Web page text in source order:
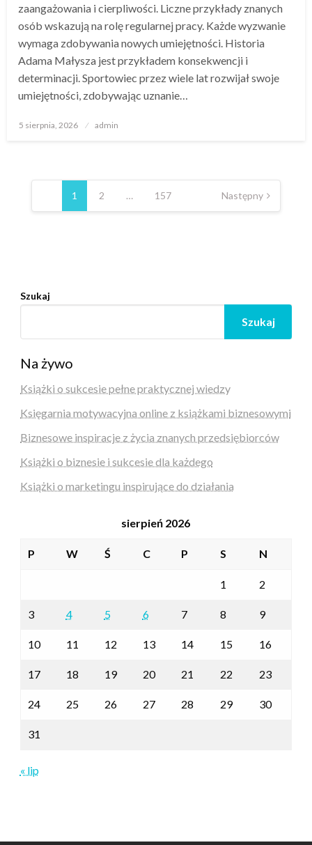
zaangażowania i cierpliwości. Liczne przykłady znanych
osób wskazują na rolę regularnej pracy. Każde wyzwanie
wymaga zdobywania nowych umiejętności. Historia
Adama Małysza jest przykładem konsekwencji i
determinacji. Sportowiec przez wiele lat rozwijał swoje
umiejętności, zdobywając uznanie…
Opublikowane
5 sierpnia, 2026 admin
Nawigacja
wpisach
1 2 … 157 Następny
Szukaj
Szukaj
Na żywo
Książki o sukcesie pełne praktycznej wiedzy
Księgarnia motywacyjna online z książkami biznesowymi
Biznesowe inspiracje z życia znanych przedsiębiorców
Książki o biznesie i sukcesie dla każdego
Książki o marketingu inspirujące do działania
sierpień 2026
P W Ś C P S N
1 2
3 4 5 6 7 8 9
10 11 12 13 14 15 16
17 18 19 20 21 22 23
24 25 26 27 28 29 30
31
« lip